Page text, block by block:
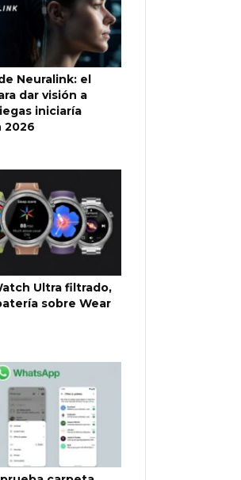
Neuralink: el
dar visión a
iniciaría
2026
Ultra filtrado,
sobre Wear